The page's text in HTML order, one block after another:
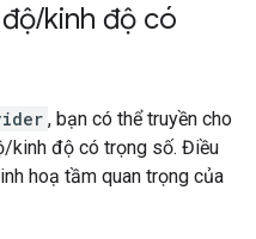
/kinh độ có
, bạn có thể truyền cho
kinh độ có trọng số. Điều
hoạ tầm quan trọng của